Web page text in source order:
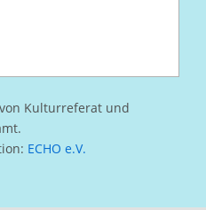
Kulturreferat und
ECHO e.V.